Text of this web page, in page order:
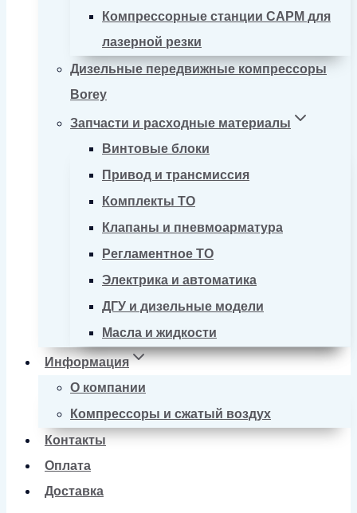
Компрессорные станции CAPM для
лазерной резки
Дизельные передвижные компрессоры
Borey
Запчасти и расходные материалы
Винтовые блоки
Привод и трансмиссия
Комплекты ТО
Клапаны и пневмоарматура
Регламентное ТО
Электрика и автоматика
ДГУ и дизельные модели
Масла и жидкости
Информация
О компании
Компрессоры и сжатый воздух
Контакты
Оплата
Доставка